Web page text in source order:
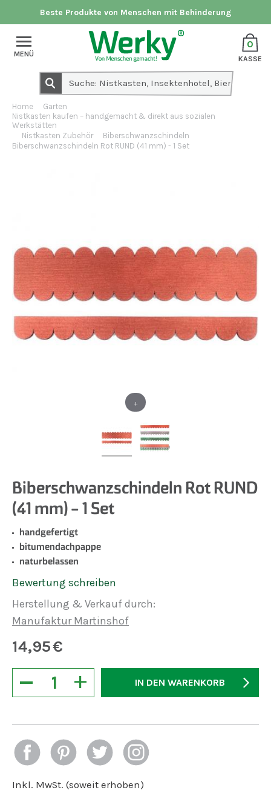
Beste Produkte von Menschen mit Behinderung
0
KASSE
MENÜ
Home
Garten
Nistkasten kaufen – handgemacht & direkt aus sozialen
Werkstätten
Nistkasten Zubehör
Biberschwanzschindeln
Biberschwanzschindeln Rot RUND (41 mm) - 1 Set
+
Biberschwanzschindeln Rot RUND
(41 mm) - 1 Set
handgefertigt
bitumendachpappe
naturbelassen
Bewertung schreiben
Herstellung & Verkauf durch:
Manufaktur Martinshof
14,95€
+
− IN DEN WARENKORB
Inkl. MwSt. (soweit erhoben)